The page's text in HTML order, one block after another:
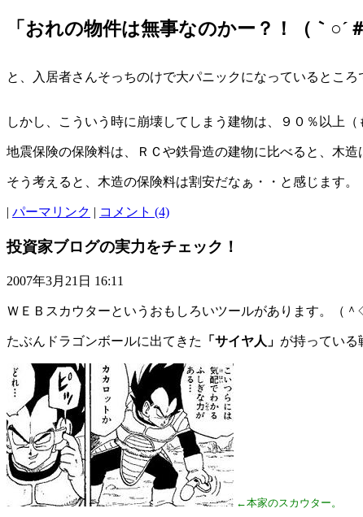
「おれの物件は無事なのかー？！（｀○´
と、入居者さんそっちのけで大パニックになっているところ
しかし、こういう時に崩壊してしまう建物は、９０％以上（
地震保険の保険料は、ＲＣや鉄骨造の建物に比べると、木
そう考えると、木造の保険料は割安だなぁ・・と感じます。
| パーマリンク | コメント (4)
投資家ブログの実力をチェック！
2007年3月21日 16:11
ＷＥＢスカウターというおもしろいツールがあります。（
たぶんドラゴンボールに出てきた 「サイヤ人」 が持っている
←本家のスカウター。